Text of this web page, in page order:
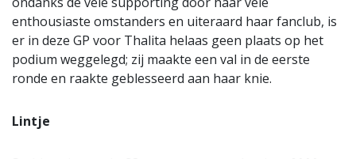
enthousiaste omstanders en uiteraard haar fanclub, is
er in deze GP voor Thalita helaas geen plaats op het
podium weggelegd; zij maakte een val in de eerste
ronde en raakte geblesseerd aan haar knie.
Lintje